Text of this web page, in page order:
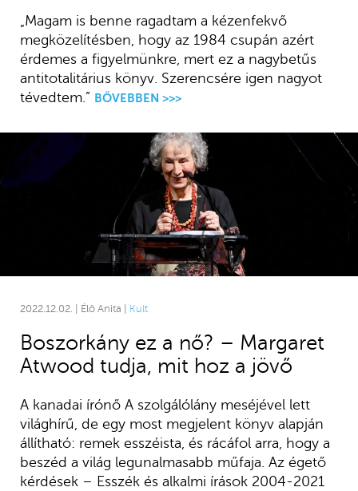
„Magam is benne ragadtam a kézenfekvő
megközelítésben, hogy az 1984 csupán azért
érdemes a figyelmünkre, mert ez a nagybetűs
antitotalitárius könyv. Szerencsére igen nagyot
tévedtem.” BŐVEBBEN >>>
2022.12.02. | Élő Anita | Kult
Boszorkány ez a nő? – Margaret
Atwood tudja, mit hoz a jövő
A kanadai írónő A szolgálólány meséjével lett
világhírű, de egy most megjelent könyv alapján
állítható: remek esszéista, és rácáfol arra, hogy a
beszéd a világ legunalmasabb műfaja. Az égető
kérdések – Esszék és alkalmi írások 2004-2021